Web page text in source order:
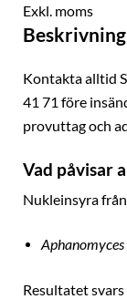
Exkl. moms
Beskrivning
Kontakta alltid
41 71 före
provuttag och
Vad påvisar
Nukleinsyra
Resultatet